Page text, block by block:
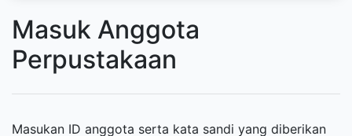
Masuk Anggota
Perpustakaan
Masukan ID anggota serta kata sandi yang diberikan